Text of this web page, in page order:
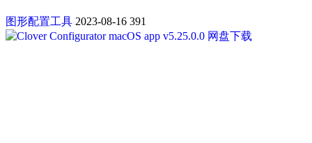
图形配置工具 2023-08-16 391